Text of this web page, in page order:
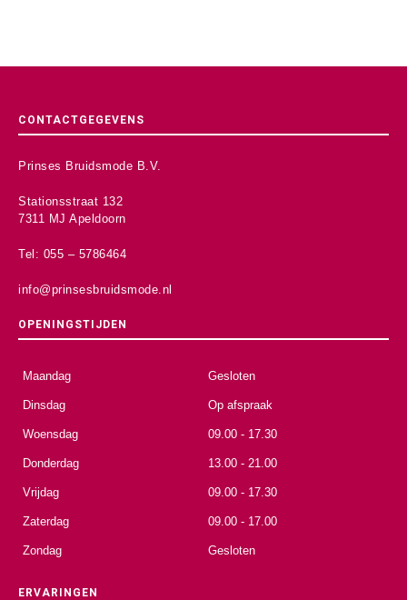
CONTACTGEGEVENS
Prinses Bruidsmode B.V.
Stationsstraat 132
7311 MJ Apeldoorn
Tel: 055 – 5786464
info@prinsesbruidsmode.nl
OPENINGSTIJDEN
Maandag Gesloten
Dinsdag Op afspraak
Woensdag 09.00 - 17.30
Donderdag 13.00 - 21.00
Vrijdag 09.00 - 17.30
Zaterdag 09.00 - 17.00
Zondag Gesloten
ERVARINGEN